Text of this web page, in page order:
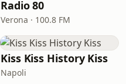
Radio 80
Verona · 100.8 FM
Kiss Kiss History Kiss
Napoli